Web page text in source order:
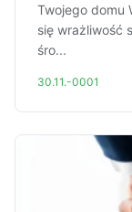
Twojego domu
się wrażliwość
śro...
30.11.-0001